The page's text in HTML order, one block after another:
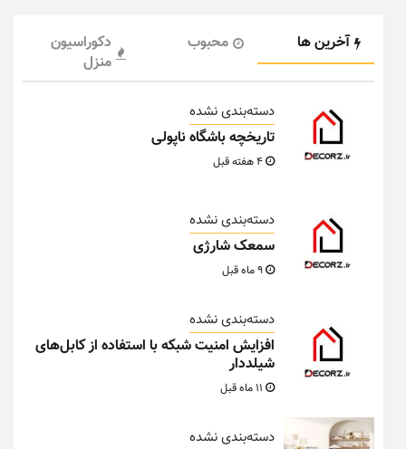
آخرین ها محبوب
دکوراسیون
منزل
دسته‌بندی نشده
تاریخچه باشگاه ناپولی
دسته‌بندی نشده
سمعک شارژی
دسته‌بندی نشده
افزایش امنیت شبکه با استفاده از کابل‌های
شیلددار
دسته‌بندی نشده